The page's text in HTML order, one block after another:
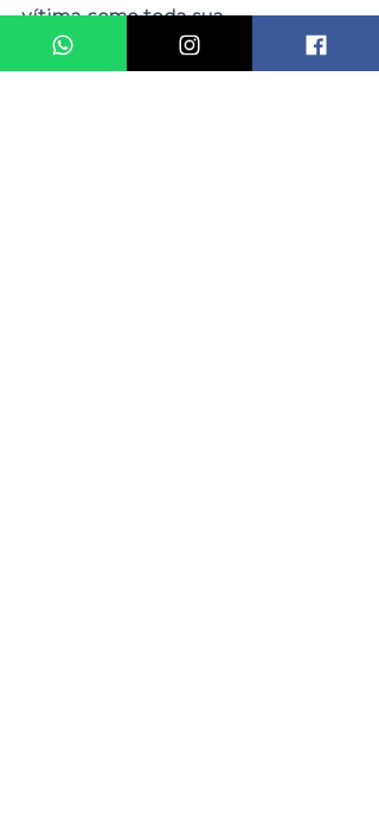
vítima como toda sua
família”, afirmou Regiane.
Destaque